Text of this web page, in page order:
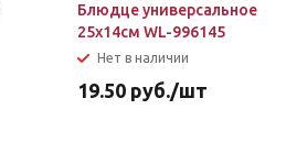
Блюдце универсальное
25х14см WL-996145
Нет в наличии
19.50 руб./шт